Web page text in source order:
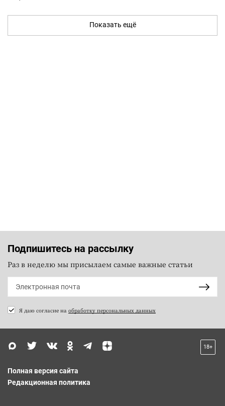
Показать ещё
Подпишитесь на рассылку
Раз в неделю мы присылаем самые важные статьи
Я даю согласие на обработку персональных данных
18+
Полная версия сайта
Редакционная политика